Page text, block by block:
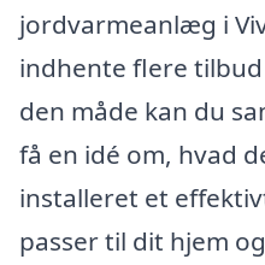
jordvarmeanlæg i
indhente flere
den måde kan du
få en idé om, hvad
installeret et
passer til dit hjem